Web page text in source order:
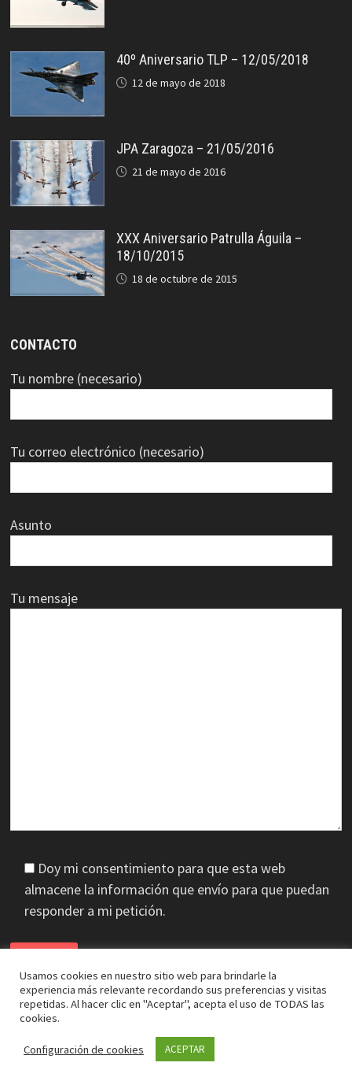
40º Aniversario TLP – 12/05/2018
12 de mayo de 2018
JPA Zaragoza – 21/05/2016
21 de mayo de 2016
XXX Aniversario Patrulla Águila –
18/10/2015
18 de octubre de 2015
CONTACTO
Tu nombre (necesario)
Tu correo electrónico (necesario)
Asunto
Tu mensaje
Doy mi consentimiento para que esta web
almacene la información que envío para que puedan
responder a mi petición.
J.A. Cifuentes. Funciona con
Bam.
Usamos cookies en nuestro sitio web para brindarle la
experiencia más relevante recordando sus preferencias y visitas
repetidas. Al hacer clic en "Aceptar", acepta el uso de TODAS las
cookies.
Configuración de cookies ACEPTAR